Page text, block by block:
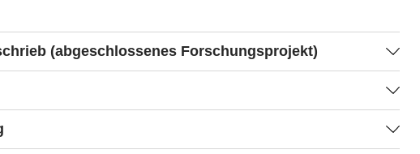
(abgeschlossenes Forschungsprojekt)
zusammen mit sterbenden Menschen oder an ihrer Stelle über
oder lebensverkürzende Massnahmen entscheiden müssen,
Verantwortung. Das Recht entlastet sie gegenwärtig nicht in
da klare Entscheidungskriterien fehlen. Zugleich sind die im
aus rechtswissenschaftlicher Perspektive aufzeigen, wie die
auf Leben und Integrität, auf Selbstbestimmung sowie auf